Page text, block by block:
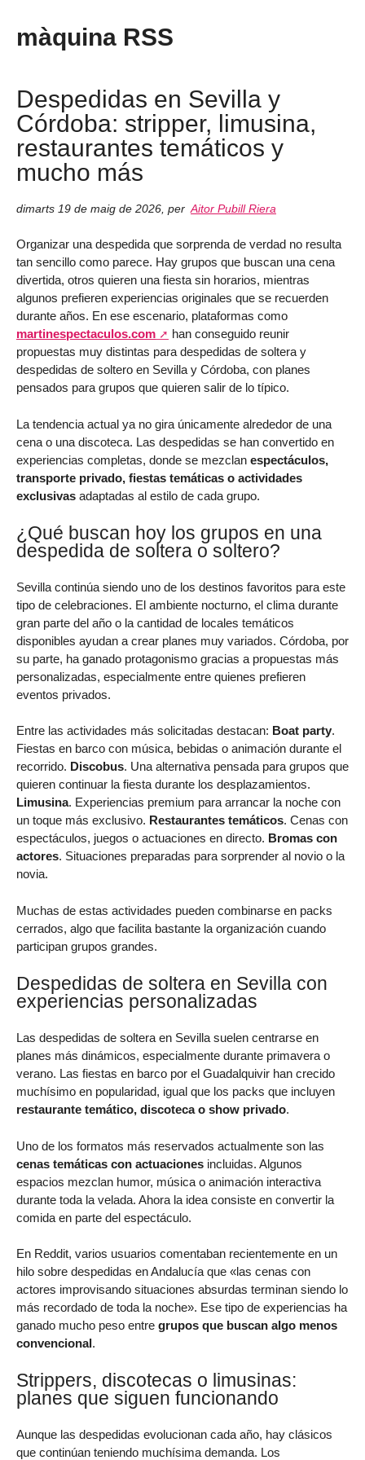
màquina RSS
Despedidas en Sevilla y
Córdoba: stripper, limusina,
restaurantes temáticos y
mucho más
dimarts 19 de maig de 2026 per Aitor Pubill Riera
Organizar una despedida que sorprenda de verdad no resulta
tan sencillo como parece. Hay grupos que buscan una cena
divertida, otros quieren una fiesta sin horarios, mientras
algunos prefieren experiencias originales que se recuerden
durante años. En ese escenario, plataformas como
martinespectaculos.com
han conseguido reunir
propuestas muy distintas para despedidas de soltera y
despedidas de soltero en Sevilla y Córdoba, con planes
pensados para grupos que quieren salir de lo típico.
La tendencia actual ya no gira únicamente alrededor de una
cena o una discoteca. Las despedidas se han convertido en
experiencias completas, donde se mezclan espectáculos,
transporte privado, fiestas temáticas o actividades
exclusivas adaptadas al estilo de cada grupo.
¿Qué buscan hoy los grupos en una
despedida de soltera o soltero?
Sevilla continúa siendo uno de los destinos favoritos para este
tipo de celebraciones. El ambiente nocturno, el clima durante
gran parte del año o la cantidad de locales temáticos
disponibles ayudan a crear planes muy variados. Córdoba, por
su parte, ha ganado protagonismo gracias a propuestas más
personalizadas, especialmente entre quienes prefieren
eventos privados.
Entre las actividades más solicitadas destacan: Boat party.
Fiestas en barco con música, bebidas o animación durante el
recorrido. Discobus. Una alternativa pensada para grupos que
quieren continuar la fiesta durante los desplazamientos.
Limusina. Experiencias premium para arrancar la noche con
un toque más exclusivo. Restaurantes temáticos. Cenas con
espectáculos, juegos o actuaciones en directo. Bromas con
actores. Situaciones preparadas para sorprender al novio o la
novia.
Muchas de estas actividades pueden combinarse en packs
cerrados, algo que facilita bastante la organización cuando
participan grupos grandes.
Despedidas de soltera en Sevilla con
experiencias personalizadas
Las despedidas de soltera en Sevilla suelen centrarse en
planes más dinámicos, especialmente durante primavera o
verano. Las fiestas en barco por el Guadalquivir han crecido
muchísimo en popularidad, igual que los packs que incluyen
restaurante temático, discoteca o show privado.
Uno de los formatos más reservados actualmente son las
cenas temáticas con actuaciones incluidas. Algunos
espacios mezclan humor, música o animación interactiva
durante toda la velada. Ahora la idea consiste en convertir la
comida en parte del espectáculo.
En Reddit, varios usuarios comentaban recientemente en un
hilo sobre despedidas en Andalucía que «las cenas con
actores improvisando situaciones absurdas terminan siendo lo
más recordado de toda la noche». Ese tipo de experiencias ha
ganado mucho peso entre grupos que buscan algo menos
convencional .
Strippers, discotecas o limusinas:
planes que siguen funcionando
Aunque las despedidas evolucionan cada año, hay clásicos
que continúan teniendo muchísima demanda. Los